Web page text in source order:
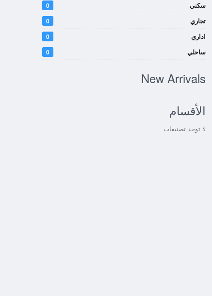
سكني 0
تجاري 0
اداري 0
ساحلي 0
New Arrivals
الأقسام
لا توجد تصنيفات